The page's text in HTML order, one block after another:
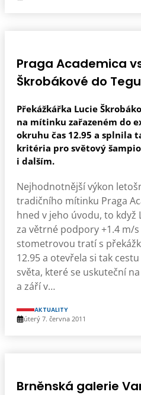
Praga Academica
Škrobákové do Tegu
Překážkářka Lucie
na mítinku zařazeném do
okruhu čas 12.95 a splnila
kritéria pro světový
i dalším.
Nejhodnotnější výkon
tradičního mítinku Praga
hned v jeho úvodu, to když
za větrné podpory +1.4 m/
stometrovou tratí s
12.95 a otevřela si tak
světa, které se uskuteční
a září v…
AKTUALITY
úterý 7. června 2011
Brněnská galerie